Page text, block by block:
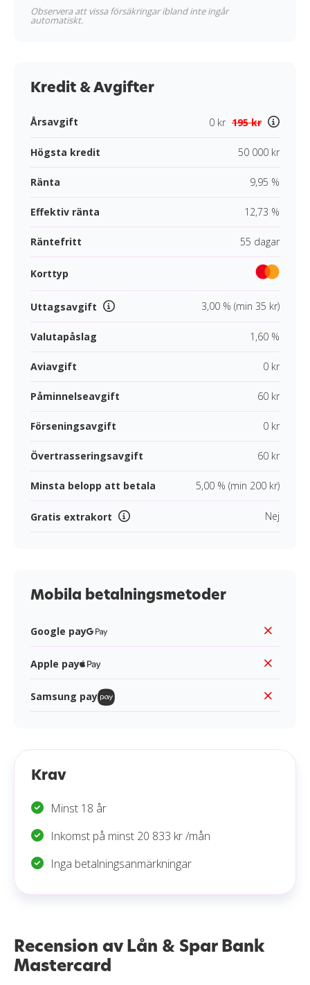
Observera att vissa försäkringar ibland inte ingår
automatiskt.
Kredit & Avgifter
Årsavgift 0 kr 195 kr
Högsta kredit 50 000 kr
Ränta 9,95 %
Effektiv ränta 12,73 %
Räntefritt 55 dagar
Korttyp
Uttagsavgift 3,00 % (min 35 kr)
Valutapåslag 1,60 %
Aviavgift 0 kr
Påminnelseavgift 60 kr
Förseningsavgift 0 kr
Övertrasseringsavgift 60 kr
Minsta belopp att betala 5,00 % (min 200 kr)
Gratis extrakort Nej
Mobila betalningsmetoder
Google pay
Apple pay
Samsung pay
Krav
Minst 18 år
Inkomst på minst 20 833 kr /mån
Inga betalningsanmärkningar
Recension av Lån & Spar Bank
Mastercard